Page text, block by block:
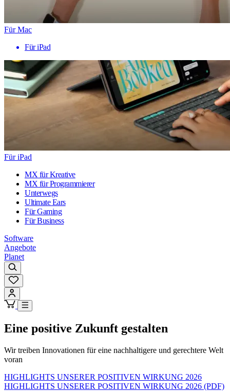
Für Mac
Für iPad
Für iPad
MX für Kreative
MX für Programmierer
Unterwegs
Ultimate Ears
Für Gaming
Für Business
Software
Angebote
Planet
Eine positive Zukunft gestalten
Wir treiben Innovationen für eine nachhaltigere und gerechtere Welt
voran
HIGHLIGHTS UNSERER POSITIVEN WIRKUNG 2026
HIGHLIGHTS UNSERER POSITIVEN WIRKUNG 2026 (PDF)